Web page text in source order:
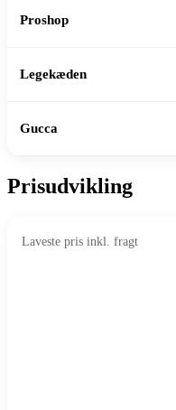
Proshop
Legekæden
Gucca
Prisudvikling
Laveste pris inkl. fragt